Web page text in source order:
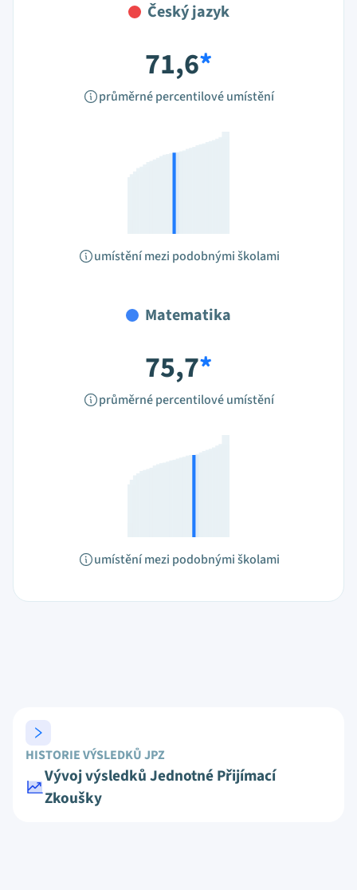
Český jazyk
71,6*
průměrné percentilové umístění
umístění mezi podobnými školami
Matematika
75,7*
průměrné percentilové umístění
umístění mezi podobnými školami
HISTORIE VÝSLEDKŮ JPZ
Vývoj výsledků Jednotné Přijímací
Zkoušky